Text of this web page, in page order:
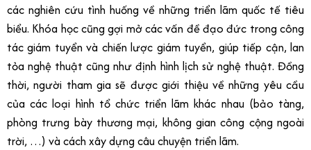
các nghiên cứu tình huống về những triển lãm quốc tế tiêu
biểu. Khóa học cũng gợi mở các vấn đề đạo đức trong công
tác giám tuyển và chiến lược giám tuyển, giúp tiếp cận, lan
tỏa nghệ thuật cũng như định hình lịch sử nghệ thuật. Đồng
thời, người tham gia sẽ được giới thiệu về những yêu cầu
của các loại hình tổ chức triển lãm khác nhau (bảo tàng,
phòng trưng bày thương mại, không gian công cộng ngoài
trời, …) và cách xây dựng câu chuyện triển lãm.